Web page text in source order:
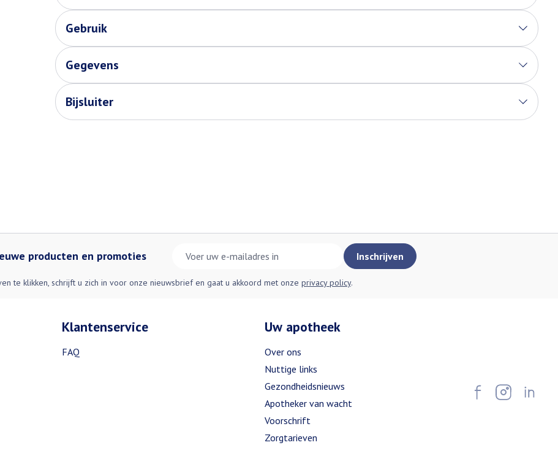
Gebruik
Gegevens
Bijsluiter
producten en promoties Inschrijven
te klikken, schrijft u zich in voor onze nieuwsbrief en gaat u akkoord met onze privacy policy.
Klantenservice
FAQ
Uw apotheek
Over ons
Nuttige links
Gezondheidsnieuws
Apotheker van wacht
Voorschrift
Zorgtarieven